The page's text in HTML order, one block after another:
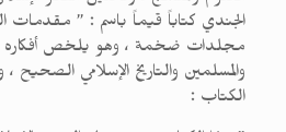
الجندي كتاباً قيماً باسم : ” مقدمات
مجلدات ضخمة ، وهو يلخص أفكاره
والمسلمين والتاريخ الإسلامي
الكتاب :